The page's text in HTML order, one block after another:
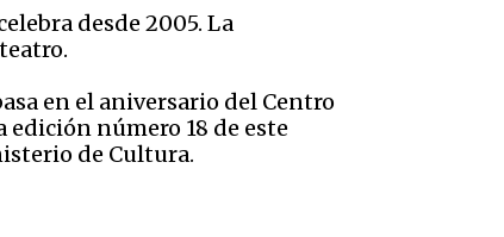
desde 2005. La
en el aniversario del Centro
número 18 de este
de Cultura.